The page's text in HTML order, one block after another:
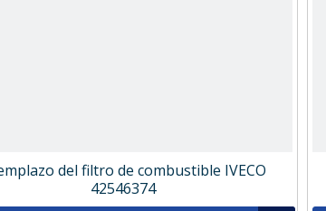
del filtro de combustible IVECO
42546374